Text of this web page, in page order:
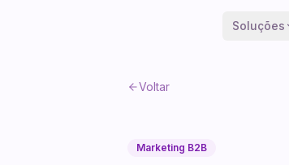
Soluções
Voltar
Marketing B2B